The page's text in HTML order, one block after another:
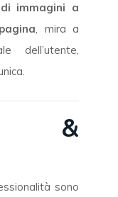
immagini a
, mira a
dell’utente,
&
sono